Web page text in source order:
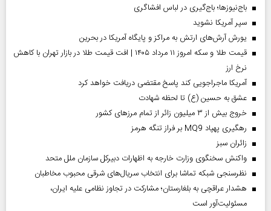
باج‌نیوزها؛ باج‌گیری در لباس افشاگری
سپر آمریکا نشوید
یورش آرش‌های ارتش به مراکز و پایگاه‌ آمریکا در بحرین
قیمت طلا و سکه امروز ۱۱ مرداد ۱۴۰۵ | افت قیمت طلا در بازار تهران با کاهش
نرخ ارز
آمریکا ماجراجویی کند پاسخ مقتضی دریافت خواهد کرد
عشق به حسین (ع) تا لحظه شهادت
خروج بیش از ۳ میلیون زائر از تمام مرز‌های کشور
رهگیری پهپاد MQ9 بر فراز تنگه هرمز
‌زائران سبز
واکنش سخنگوی وزارت خارجه به اظهارات دبیرکل سازمان ملل متحد
نظرسنجی شبکه تماشا برای انتخاب سریال‌های شرقی محبوب مخاطبان
هشدار عراقچی به بلغارستان؛ مشارکت در تجاوز نظامی علیه ایران،
مسئولیت‌آور است